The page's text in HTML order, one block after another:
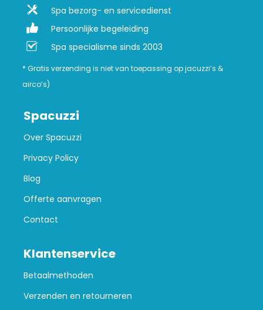
Spa bezorg- en servicedienst
Persoonlijke begeleiding
Spa specialisme sinds 2003
* Gratis verzending is niet van toepassing op jacuzzi’s &
airco’s)
Spacuzzi
Over Spacuzzi
Privacy Policy
Blog
Offerte aanvragen
Contact
Klantenservice
Betaalmethoden
Verzenden en retourneren